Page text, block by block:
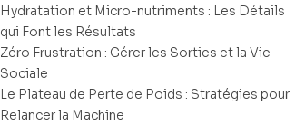
Hydratation et Micro-nutriments : Les Détails
qui Font les Résultats
Zéro Frustration : Gérer les Sorties et la Vie
Sociale
Le Plateau de Perte de Poids : Stratégies pour
Relancer la Machine